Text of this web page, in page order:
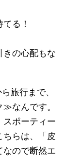
る！
の心配もな
旅行まで、
なんです。
スポーティー
ちらは、「皮
なので断然エ